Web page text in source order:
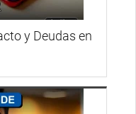
y Deudas en